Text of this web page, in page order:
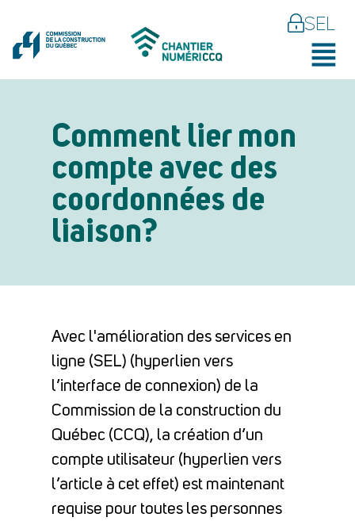
SEL
Comment lier mon
compte avec des
coordonnées de
liaison?
Avec l'amélioration des services en
ligne (SEL) (hyperlien vers
l’interface de connexion) de la
Commission de la construction du
Québec (CCQ), la création d’un
compte utilisateur (hyperlien vers
l’article à cet effet) est maintenant
requise pour toutes les personnes